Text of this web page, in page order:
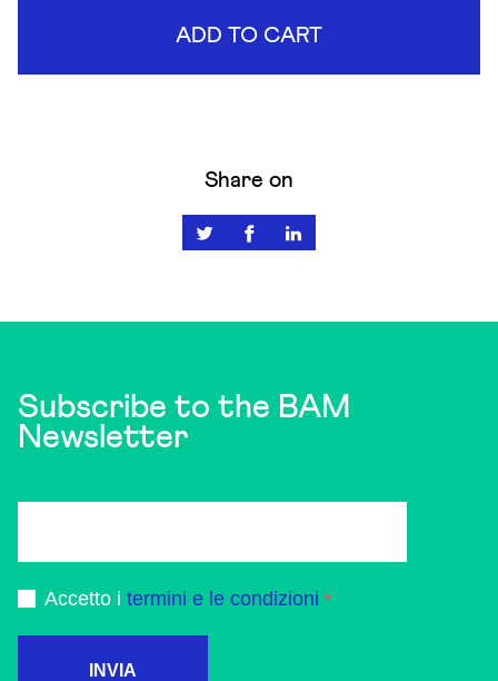
ADD TO CART
Share on
Subscribe to the BAM
Newsletter
Accetto i termini e le condizioni
INVIA